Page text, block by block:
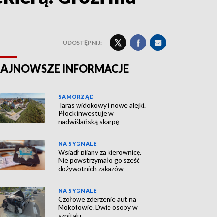
UDOSTĘPNIJ:
INFORMACJE
SAMORZĄD
Taras widokowy i nowe alejki.
Płock inwestuje w
nadwiślańską skarpę
NA SYGNALE
Wsiadł pijany za kierownicę.
Nie powstrzymało go sześć
dożywotnich zakazów
NA SYGNALE
Czołowe zderzenie aut na
Mokotowie. Dwie osoby w
szpitalu